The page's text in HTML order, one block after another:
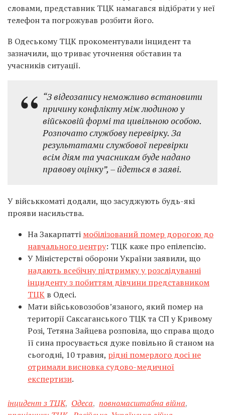
словами, представник ТЦК намагався відібрати у неї
телефон та погрожував розбити його.
В Одеському ТЦК прокоментували інцидент та
зазначили, що триває уточнення обставин та
учасників ситуації.
“З відеозапису неможливо встановити
причину конфлікту між людиною у
військовій формі та цивільною особою.
Розпочато службову перевірку. За
результатами службової перевірки
всім діям та учасникам буде надано
правову оцінку”, – йдеться в заяві.
У військкоматі додали, що засуджують будь-які
прояви насильства.
На Закарпатті мобілізований помер дорогою до
навчального центру: ТЦК каже про епілепсію.
У Міністерстві оборони України заявили, що
надають всебічну підтримку у розслідуванні
інциденту з побиттям дівчини представником
ТЦК в Одесі.
Мати військовозобов’язаного, який помер на
території Саксаганського ТЦК та СП у Кривому
Розі, Тетяна Зайцева розповіла, що справа щодо
її сина просувається дуже повільно й станом на
сьогодні, 10 травня, рідні померлого досі не
отримали висновка судово-медичної
експертизи.
інцидент з ТЦК, Одеса, повномасштабна війна,